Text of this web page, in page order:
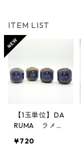
ITEM LIST
【1玉単位】DA
RUMA ラメの
¥720